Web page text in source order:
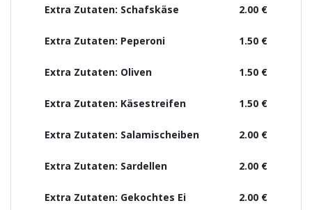
2.00 €
Extra Zutaten: Schafskäse
1.50 €
Extra Zutaten: Peperoni
1.50 €
Extra Zutaten: Oliven
1.50 €
Extra Zutaten: Käsestreifen
2.00 €
Extra Zutaten: Salamischeiben
2.00 €
Extra Zutaten: Sardellen
2.00 €
Extra Zutaten: Gekochtes Ei